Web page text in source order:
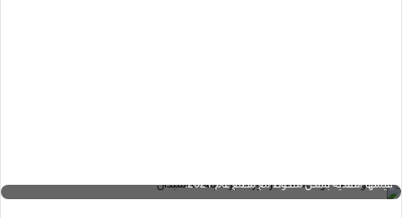
قيمتها النقدية بشكل ملحوظ مع مطلع عام 2021.